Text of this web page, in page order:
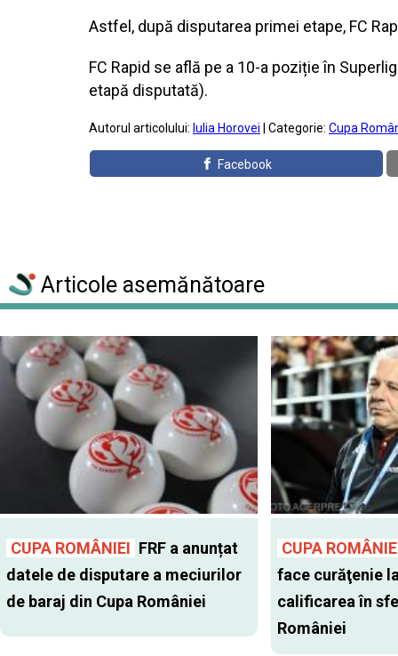
Astfel, după disputarea primei etape, FC
FC Rapid se află pe a 10-a poziție în
etapă disputată).
Autorul articolului: Iulia Horovei | Categorie: Cupa
Facebook
Articole asemănătoare
CUPA ROMÂNIEI FRF a anunțat
datele de disputare a meciurilor
de baraj din Cupa României
CUPA
face curăţenie
calificarea în
României